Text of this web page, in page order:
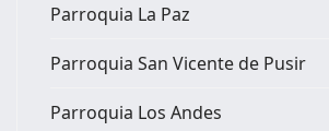
Parroquia La Paz
Parroquia San Vicente de Pusir
Parroquia Los Andes